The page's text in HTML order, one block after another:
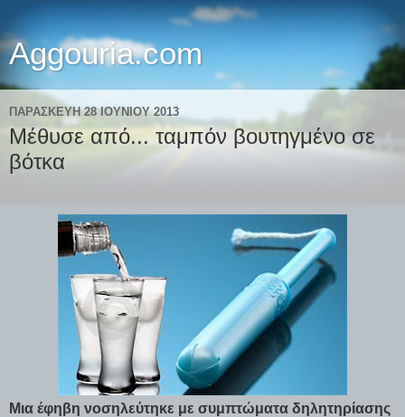
Aggouria.com
ΠΑΡΑΣΚΕΥΉ 28 ΙΟΥΝΊΟΥ 2013
Μέθυσε από... ταμπόν βουτηγμένο σε
βότκα
Μια έφηβη νοσηλεύτηκε με συμπτώματα δηλητηρίασης